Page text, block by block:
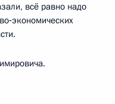
всё равно надо